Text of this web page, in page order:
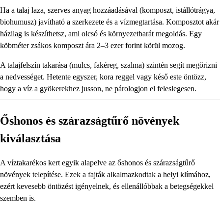
Ha a talaj laza, szerves anyag hozzáadásával (komposzt, istállótrágya,
biohumusz) javítható a szerkezete és a vízmegtartása. Komposztot akár
házilag is készíthetsz, ami olcsó és környezetbarát megoldás. Egy
köbméter zsákos komposzt ára 2–3 ezer forint körül mozog.
A talajfelszín takarása (mulcs, fakéreg, szalma) szintén segít megőrizni
a nedvességet. Hetente egyszer, kora reggel vagy késő este öntözz,
hogy a víz a gyökerekhez jusson, ne párologjon el feleslegesen.
Őshonos és szárazságtűrő növények
kiválasztása
A víztakarékos kert egyik alapelve az őshonos és szárazságtűrő
növények telepítése. Ezek a fajták alkalmazkodtak a helyi klímához,
ezért kevesebb öntözést igényelnek, és ellenállóbbak a betegségekkel
szemben is.